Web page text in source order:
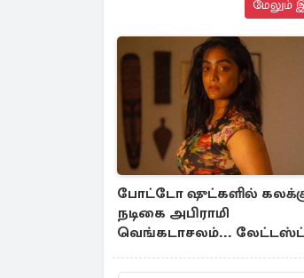
மேலும்
போட்டோ ஷுட்களில்
நடிகை அபிராமி
வெங்கடாசலம்...